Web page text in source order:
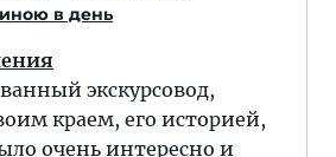
в день
экскурсовод,
краем, его историей,
очень интересно и